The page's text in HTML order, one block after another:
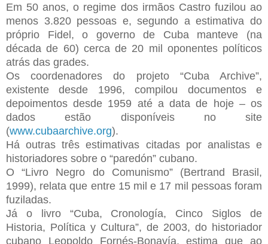
Em 50 anos, o regime dos irmãos Castro fuzilou ao
menos 3.820 pessoas e, segundo a estimativa do
próprio Fidel, o governo de Cuba manteve (na
década de 60) cerca de 20 mil oponentes políticos
atrás das grades.
Os coordenadores do projeto “Cuba Archive”,
existente desde 1996, compilou documentos e
depoimentos desde 1959 até a data de hoje – os
dados estão disponíveis no site
(www.cubaarchive.org).
Há outras três estimativas citadas por analistas e
historiadores sobre o “paredón” cubano.
O “Livro Negro do Comunismo” (Bertrand Brasil,
1999), relata que entre 15 mil e 17 mil pessoas foram
fuziladas.
Já o livro “Cuba, Cronología, Cinco Siglos de
Historia, Política y Cultura”, de 2003, do historiador
cubano Leopoldo Fornés-Bonavía, estima que ao